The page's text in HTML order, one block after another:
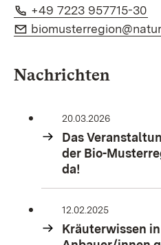
Telefon:
+49 7223 957715-30
E-Mail:
Nachrichten
20.03.2026
Das
der Bio-
da!
12.02.2025
Kräuterwissen